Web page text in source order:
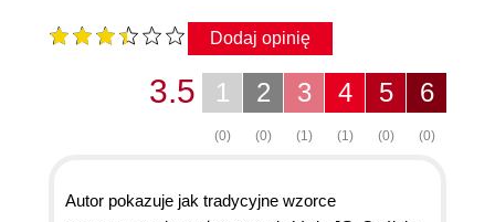
Dodaj opinię
6
(0)
5
(0)
4
(1)
3
(1)
2
(0)
1
(0)
3.5
Autor pokazuje jak tradycyjne wzorce